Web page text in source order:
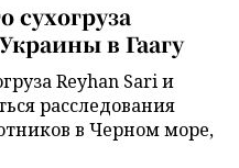
сухогруза
в Гаагу
Reyhan Sari и
расследования
в Черном море,